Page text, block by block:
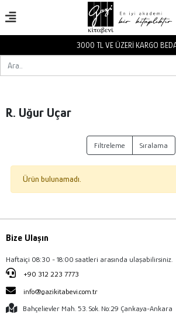
3000 TL VE ÜZERİ KARGO
R. Uğur Uçar
Filtreleme Sıralama
Ürün bulunamadı.
Bize Ulaşın
Haftaiçi 08:30 - 18:00 saatleri arasında ulaşabilirsiniz.
+90 312 223 7773
info@gazikitabevi.com.tr
Bahçelievler Mah. 53. Sok. No:29 Çankaya-Ankara